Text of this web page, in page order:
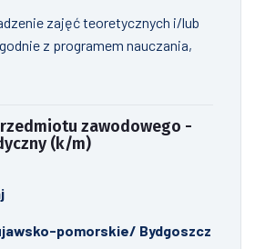
zajęć teoretycznych i/lub
z programem nauczania,
zawodowego -
(k/m)
pomorskie/ Bydgoszcz